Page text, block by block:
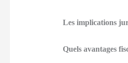
Les implications
Quels avantages